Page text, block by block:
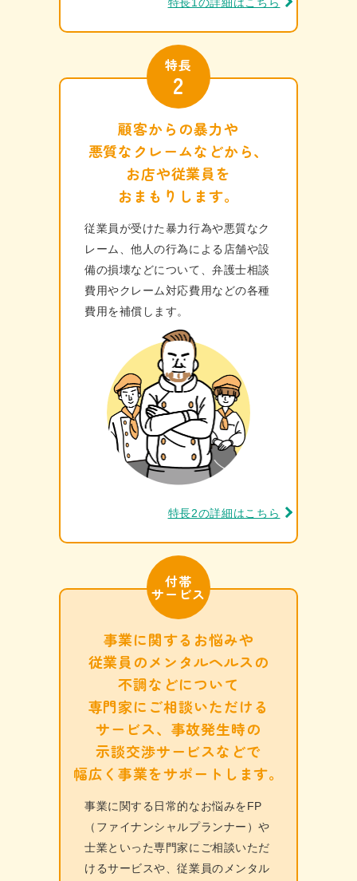
特長
2
顧客からの暴力や
悪質なクレームなどから、
お店や従業員を
おまもりします。
従業員が受けた暴力行為や悪質なク
レーム、他人の行為による店舗や設
備の損壊などについて、弁護士相談
費用やクレーム対応費用などの各種
費⽤を補償します。
特長2の詳細はこちら
付帯
サービス
事業に関するお悩みや
従業員のメンタルヘルスの
不調などについて
専門家に ご相談いただける
サービス、事故発生時の
示談交渉サービスなどで
幅広く事業をサポートします。
事業に関する日常的なお悩みをFP
（ファイナンシャルプランナー）や
士業といった専門家にご相談いただ
けるサービスや、従業員のメンタル